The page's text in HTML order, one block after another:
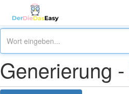
Generierung -